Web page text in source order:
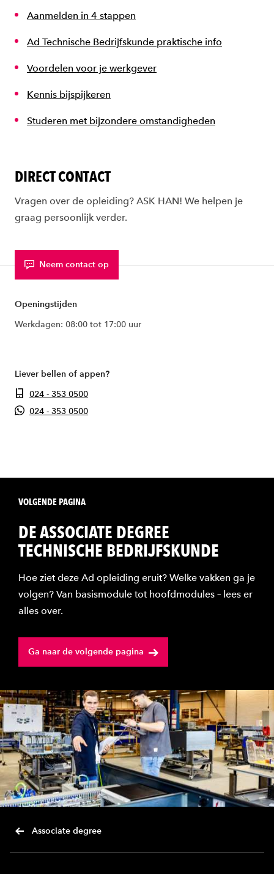
Aanmelden in 4 stappen
Ad Technische Bedrijfskunde praktische info
Voordelen voor je werkgever
Kennis bijspijkeren
Studeren met bijzondere omstandigheden
DIRECT CONTACT
Vragen over de opleiding? ASK HAN! We helpen je
graag persoonlijk verder.
Neem contact op
Openingstijden
Werkdagen: 08:00 tot 17:00 uur
Liever bellen of appen?
024 - 353 0500
024 - 353 0500
VOLGENDE PAGINA
DE ASSOCIATE DEGREE
TECHNISCHE BEDRIJFSKUNDE
Hoe ziet deze Ad opleiding eruit? Welke vakken ga je
volgen? Van basismodule tot hoofdmodules – lees er
alles over.
Ga naar de volgende pagina
Associate degree